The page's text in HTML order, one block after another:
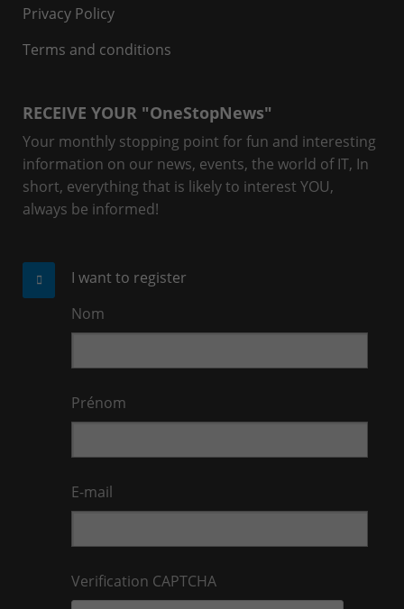
Privacy Policy
Terms and conditions
RECEIVE YOUR "OneStopNews"
Your monthly stopping point for fun and interesting
information on our news, events, the world of IT, In
short, everything that is likely to interest YOU,
always be informed!
I want to register
Nom
Prénom
E-mail
Verification CAPTCHA